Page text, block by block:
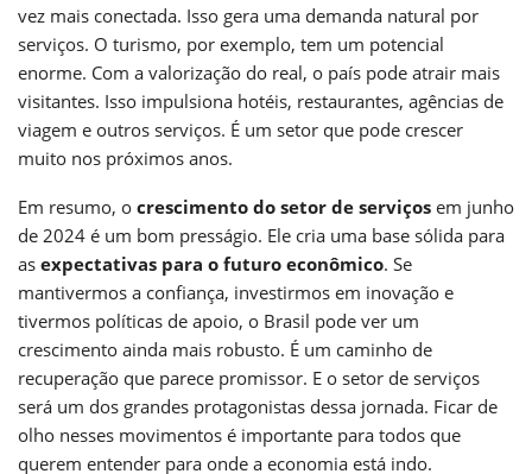
vez mais conectada. Isso gera uma demanda natural por
serviços. O turismo, por exemplo, tem um potencial
enorme. Com a valorização do real, o país pode atrair mais
visitantes. Isso impulsiona hotéis, restaurantes, agências de
viagem e outros serviços. É um setor que pode crescer
muito nos próximos anos.
Em resumo, o crescimento do setor de serviços em junho
de 2024 é um bom presságio. Ele cria uma base sólida para
as expectativas para o futuro econômico. Se
mantivermos a confiança, investirmos em inovação e
tivermos políticas de apoio, o Brasil pode ver um
crescimento ainda mais robusto. É um caminho de
recuperação que parece promissor. E o setor de serviços
será um dos grandes protagonistas dessa jornada. Ficar de
olho nesses movimentos é importante para todos que
querem entender para onde a economia está indo.